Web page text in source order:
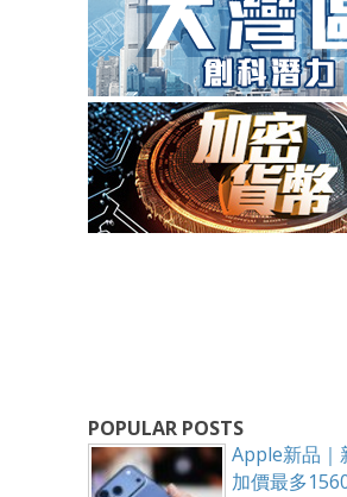
POPULAR POSTS
Apple新品
加價最多